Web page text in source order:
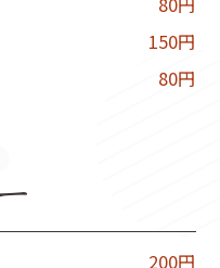
150円
80円
200円